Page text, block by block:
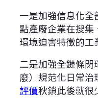
一是加強信息化全
點產廢企業在搜集
環境迫害特徵的工
二是加強全鏈條
廢）規范化日常
評價秋鎖此後就很